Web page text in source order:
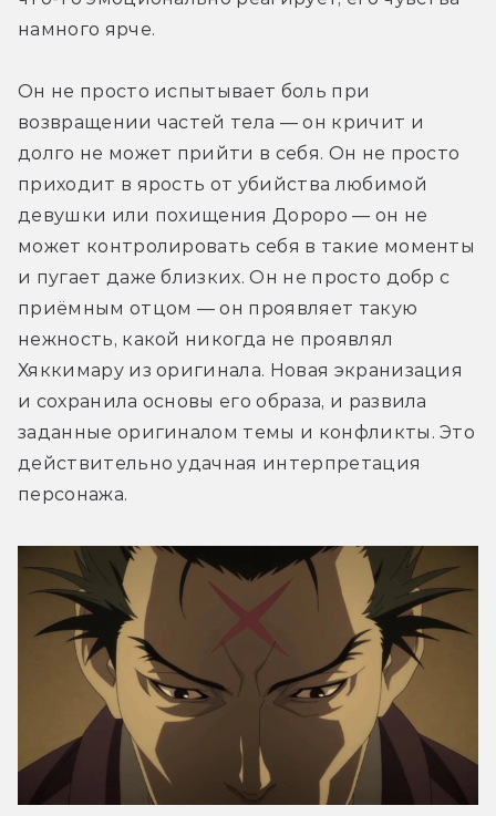
намного ярче.
Он не просто испытывает боль при
возвращении частей тела — он кричит и
долго не может прийти в себя. Он не просто
приходит в ярость от убийства любимой
девушки или похищения Дороро — он не
может контролировать себя в такие моменты
и пугает даже близких. Он не просто добр с
приёмным отцом — он проявляет такую
нежность, какой никогда не проявлял
Хяккимару из оригинала. Новая экранизация
и сохранила основы его образа, и развила
заданные оригиналом темы и конфликты. Это
действительно удачная интерпретация
персонажа.